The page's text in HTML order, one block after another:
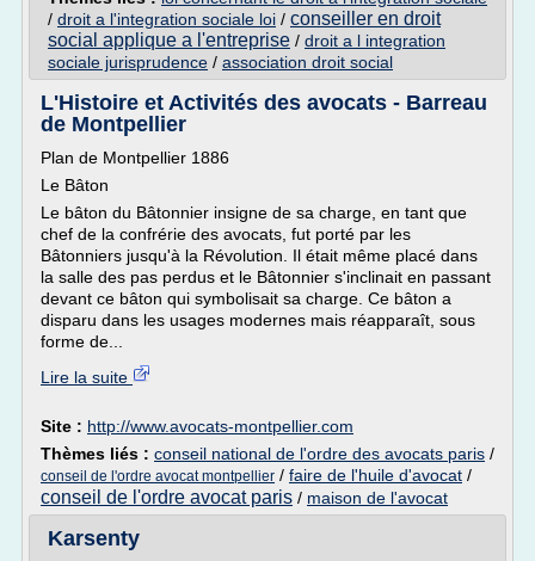
/ droit a l'integration sociale loi / conseiller en droit
social applique a l'entreprise / droit a l integration
sociale jurisprudence / association droit social
L'Histoire et Activités des avocats - Barreau
de Montpellier
Plan de Montpellier 1886
Le Bâton
Le bâton du Bâtonnier insigne de sa charge, en tant que
chef de la confrérie des avocats, fut porté par les
Bâtonniers jusqu'à la Révolution. Il était même placé dans
la salle des pas perdus et le Bâtonnier s'inclinait en passant
devant ce bâton qui symbolisait sa charge. Ce bâton a
disparu dans les usages modernes mais réapparaît, sous
forme de...
Lire la suite
Site : http://www.avocats-montpellier.com
Thèmes liés : conseil national de l'ordre des avocats paris /
conseil de l'ordre avocat montpellier / faire de l'huile d'avocat /
conseil de l'ordre avocat paris / maison de l'avocat
Karsenty